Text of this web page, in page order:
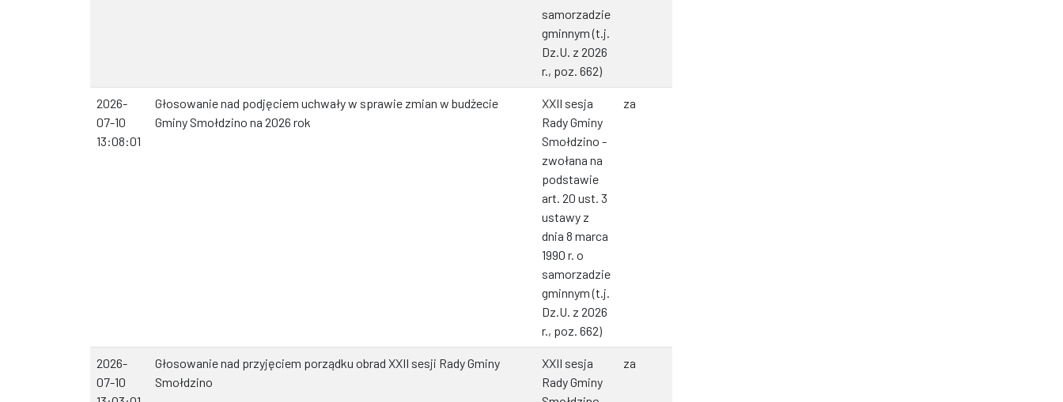
samorzadzie
gminnym (t.j.
Dz.U. z 2026
r., poz. 662)
2026-
07-10
13:08:01
Głosowanie nad podjęciem uchwały w sprawie zmian w budżecie
Gminy Smołdzino na 2026 rok
XXII sesja
Rady Gminy
Smołdzino -
zwołana na
podstawie
art. 20 ust. 3
ustawy z
dnia 8 marca
1990 r. o
samorzadzie
gminnym (t.j.
Dz.U. z 2026
r., poz. 662)
za
2026-
07-10
Głosowanie nad przyjęciem porządku obrad XXII sesji Rady Gminy
Smołdzino
XXII sesja
Rady Gminy
za